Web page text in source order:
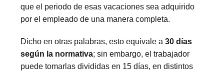
que el periodo de esas vacaciones sea adquirido
por el empleado de una manera completa.
Dicho en otras palabras, esto equivale a 30 días
según la normativa; sin embargo, el trabajador
puede tomarlas divididas en 15 días, en distintos